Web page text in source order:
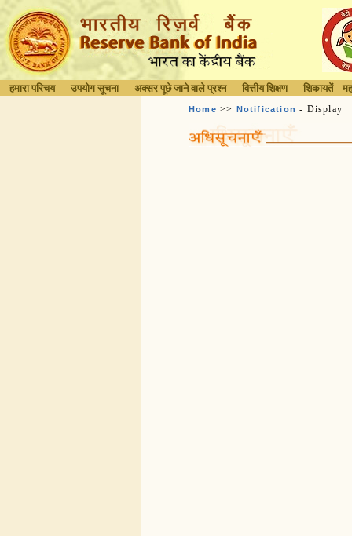
हमारा परिचय उपयोग सूचना अक्सर पूछे जाने वाले प्रश्न वित्तीय शिक्षण शिकायतें
Home >> Notification - Display